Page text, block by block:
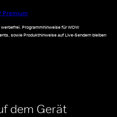
Premium
Programmhinweise für WOW
sowie Produkthinweise auf Live-Sendern bleiben
dem Gerät